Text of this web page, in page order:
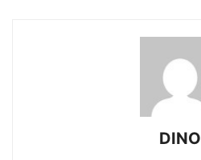
DINO